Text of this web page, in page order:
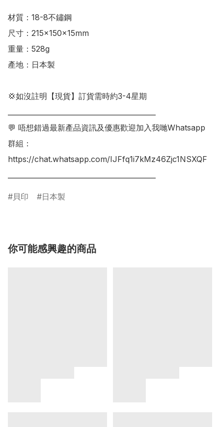
材質：18-8不鏽鋼
尺寸：215×150×15mm
重量：528g
產地：日本製
💢如沒註明【現貨】訂貨需時約3-4星期
💬 唔想錯過最新產品資訊及優惠歡迎加入我哋Whatsapp
群組：
https://chat.whatsapp.com/IJFfq1i7kMz46Zjc1NSXQF
貝印 日本製
你可能感興趣的商品